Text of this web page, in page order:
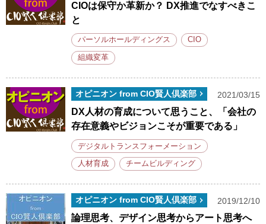
CIOは保守か革新か？ DX推進でなすべきこ
と
パーソルホールディングス CIO
組織変革
オピニオン from CIO賢人倶楽部 2021/03/15
DX人材の育成について思うこと、「会社の
存在意義やビジョンこそが重要である」
デジタルトランスフォーメーション
人材育成 チームビルディング
オピニオン from CIO賢人倶楽部 2019/12/10
論理思考、デザイン思考からアート思考へ